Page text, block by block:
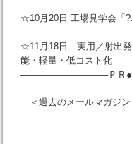
☆10月20日 工場見学会「?
☆11月18日 実用／射出発
能・軽量・低コスト化
—————————–ＰＲ●
＜過去のメールマガジ